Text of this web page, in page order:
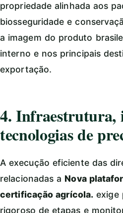
propriedade alinhada aos
biosseguridade e
a imagem do produto
interno e nos principais
exportação.
4. Infraestrutura,
tecnologias de
A execução eficiente das
relacionadas a Nova
certificação agrícola. exige
rigoroso de etapas e